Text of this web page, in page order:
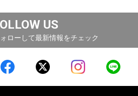
US
ローして最新情報をチェック